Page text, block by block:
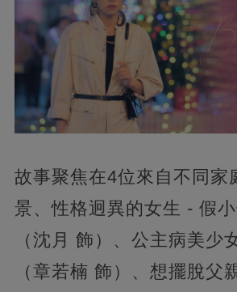
故事聚焦在4位來自不同家
景、性格迥異的女生 - 假
（沈月 飾）、公主病美少
（章若楠 飾）、想擺脫父